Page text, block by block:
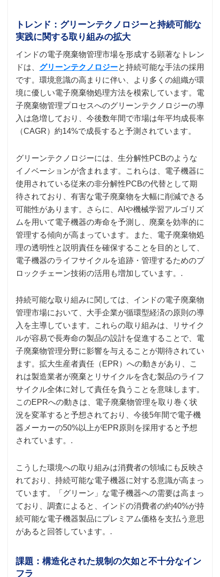
トレンド：グリーンテクノロジーと持続可能な
実践に関する取り組みの拡大
インドの電子廃棄物管理市場を形成する顕著なトレン
ドは、 グリーンテクノロジーと持続可能な手法の採用
です。環境意識の高まりに伴い、より多くの組織が環
境に優しい電子廃棄物処理方法を模索しています。電
子廃棄物管理プロセスへのグリーンテクノロジーの導
入は急増しており、今後数年間で市場は年平均成長率
（CAGR）約14%で成長すると予測されています。
グリーンテクノロジーには、生分解性PCBのような
イノベーションが含まれます。これらは、電子機器に
使用されている従来の非分解性PCBの代替として期
待されており、有害な電子廃棄物を大幅に削減できる
可能性があります。さらに、AIや機械学習アルゴリズ
ムを用いて電子機器の寿命を予測し、廃棄を効率的に
管理する傾向が高まっています。また、電子廃棄物処
理の透明性と説明責任を確保することを目的として、
電子機器のライフサイクルを追跡・管理するためのブ
ロックチェーン技術の活用も増加しています。.
持続可能な取り組みに関しては、インドの電子廃棄物
管理市場において、大手企業が循環型経済の原則の導
入を主導しています。これらの取り組みは、リサイク
ルが容易で長寿命の製品の設計を促進することで、電
子廃棄物管理分野に影響を与えることが期待されてい
ます。拡大生産者責任（EPR）への動きがあり、こ
れは製造業者が廃棄とリサイクルを含む製品のライフ
サイクル全体に対して責任を負うことを意味します。
このEPRへの動きは、電子廃棄物管理を取り巻く状
況を変革すると予想されており、今後5年間で電子機
器メーカーの50%以上がEPR原則を採用すると予想
されています。.
こうした環境への取り組みは消費者の領域にも反映さ
れており、持続可能な電子機器に対する意識が高まっ
ています。「グリーン」な電子機器への需要は高まっ
ており、調査によると、インドの消費者の約40%が持
続可能な電子機器製品にプレミアム価格を支払う意思
があると回答しています。.
課題：構造化された規制の欠如と不十分なイン
フラ